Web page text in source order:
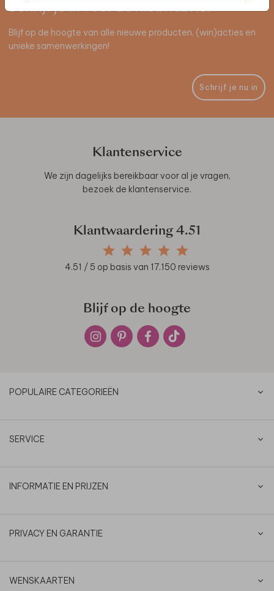
Schrijf je in voor de nieuwsbrief
Blijf op de hoogte van alle nieuwe producten, (win)acties en
unieke samenwerkingen!
Schrijf je nu in
Klantenservice
We zijn dagelijks bereikbaar voor al je vragen,
bezoek de klantenservice.
Klantwaardering 4.51
4.51 / 5 op basis van 17.150 reviews
Blijf op de hoogte
POPULAIRE CATEGORIEËN
SERVICE
INFORMATIE EN PRIJZEN
PRIVACY EN GARANTIE
WENSKAARTEN